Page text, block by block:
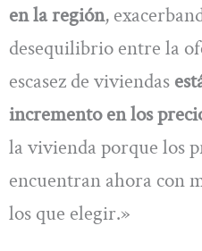
en la región,
desequilibrio entre la
escasez de viviendas
incremento en los
la vivienda porque los
encuentran ahora con
los que elegir.»